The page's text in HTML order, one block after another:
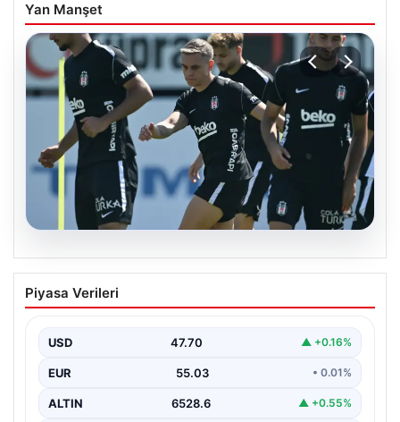
Yan Manşet
Beşiktaş Hradec Kralove Maçı
Öncesinde Leandro Trossard
Türk futbolunun köklü kulüplerinden Beşiktaş, UEFA
Piyasa Verileri
USD 47.70 ▲ +0.16%
EUR 55.03 • 0.01%
ALTIN 6528.6 ▲ +0.55%